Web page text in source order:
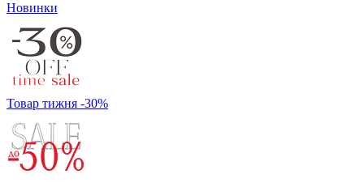
Новинки
Товар тижня -30%